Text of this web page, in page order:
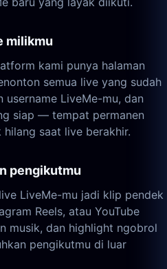
milikmu
kami punya halaman
semua live yang sudah
username LiveMe-mu, dan
siap — tempat permanen
saat live berakhir.
pengikutmu
LiveMe-mu jadi klip pendek
Reels, atau YouTube
musik, dan highlight ngobrol
pengikutmu di luar